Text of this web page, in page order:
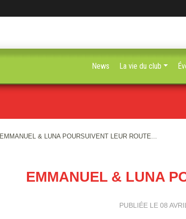
EMMANUEL & LUNA POURSUIVENT LEUR ROUTE...
EMMANUEL & LUNA
PUBLIÉE LE 08
News La vie du club